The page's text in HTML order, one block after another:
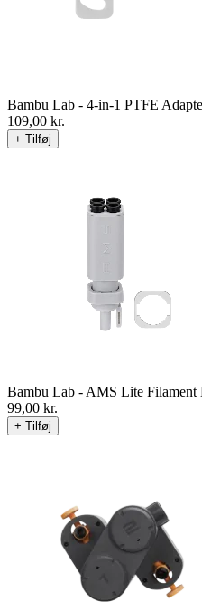
Bambu Lab - 4-in-1 PTFE
109,00 kr.
+ Tilføj
Bambu Lab - AMS Lite Filament
99,00 kr.
+ Tilføj